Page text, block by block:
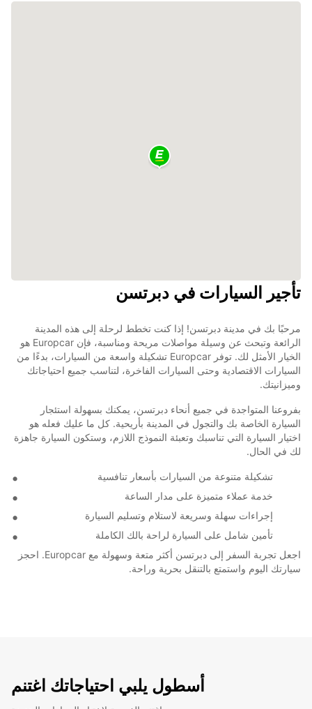
تأجير السيارات في دبرتسن
مرحبًا بك في مدينة دبرتسن! إذا كنت تخطط لرحلة إلى هذه المدينة
الرائعة وتبحث عن وسيلة مواصلات مريحة ومناسبة، فإن Europcar هو
الخيار الأمثل لك. توفر Europcar تشكيلة واسعة من السيارات، بدءًا من
السيارات الاقتصادية وحتى السيارات الفاخرة، لتناسب جميع احتياجاتك
وميزانيتك.
بفروعنا المتواجدة في جميع أنحاء دبرتسن، يمكنك بسهولة استئجار
السيارة الخاصة بك والتجول في المدينة بأريحية. كل ما عليك فعله هو
اختيار السيارة التي تناسبك وتعبئة النموذج اللازم، وستكون السيارة جاهزة
لك في الحال.
تشكيلة متنوعة من السيارات بأسعار تنافسية
خدمة عملاء متميزة على مدار الساعة
إجراءات سهلة وسريعة لاستلام وتسليم السيارة
تأمين شامل على السيارة لراحة بالك الكاملة
اجعل تجربة السفر إلى دبرتسن أكثر متعة وسهولة مع Europcar. احجز
سيارتك اليوم واستمتع بالتنقل بحرية وراحة.
أسطول يلبي احتياجاتك اغتنم